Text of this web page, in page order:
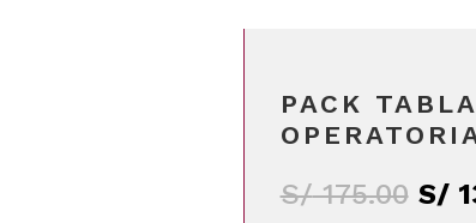
PACK
S/175.00 El
S/